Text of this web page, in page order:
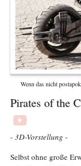
Wenn das nicht
Pirates of the
- 3D-Vorstellung -
Selbst ohne große